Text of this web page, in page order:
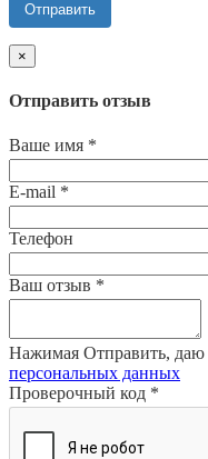
Отправить
×
Отправить отзыв
Ваше имя *
E-mail *
Телефон
Ваш отзыв *
Нажимая Отправить, даю
персональных данных
Проверочный код *